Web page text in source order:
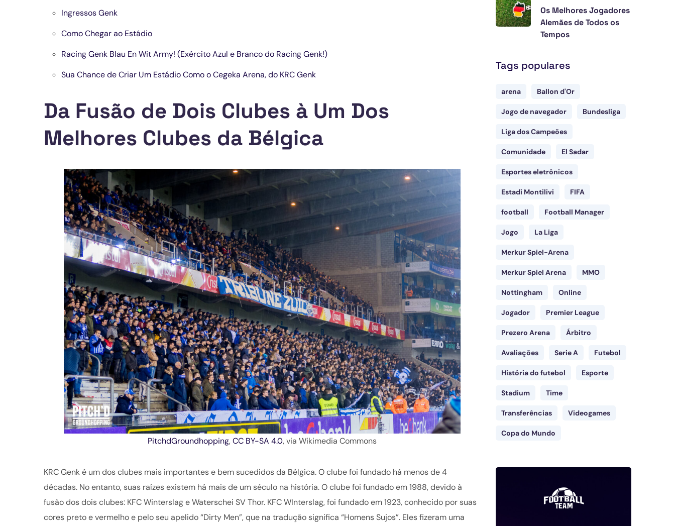
Ingressos Genk
Como Chegar ao Estádio
Racing Genk Blau En Wit Army! (Exército Azul e Branco do Racing Genk!)
Sua Chance de Criar Um Estádio Como o Cegeka Arena, do KRC Genk
Da Fusão de Dois Clubes à Um Dos
Melhores Clubes da Bélgica
PitchdGroundhopping,CC BY-SA 4.0, via Wikimedia Commons
KRC Genk é um dos clubes mais importantes e bem sucedidos da Bélgica. O clube foi fundado há menos de 4
décadas. No entanto, suas raízes existem há mais de um século na história. O clube foi fundado em 1988, devido à
fusão dos dois clubes: KFC Winterslag e Waterschei SV Thor. KFC WInterslag, foi fundado em 1923, conhecido por suas
cores preto e vermelho e pelo seu apelido “Dirty Men”, que na tradução significa “Homens Sujos”. Eles fizeram uma
Os Melhores Jogadores
Alemães de Todos os
Tempos
Tags populares
arena Ballon d'Or
Jogo de navegador Bundesliga
Liga dos Campeões
Comunidade El Sadar
Esportes eletrônicos
Estadi Montilivi FIFA
football Football Manager
Jogo La Liga
Merkur Spiel-Arena
Merkur Spiel Arena MMO
Nottingham Online
Jogador Premier League
Prezero Arena Árbitro
Avaliações Serie A Futebol
História do futebol Esporte
Stadium Time
Transferências Videogames
Copa do Mundo